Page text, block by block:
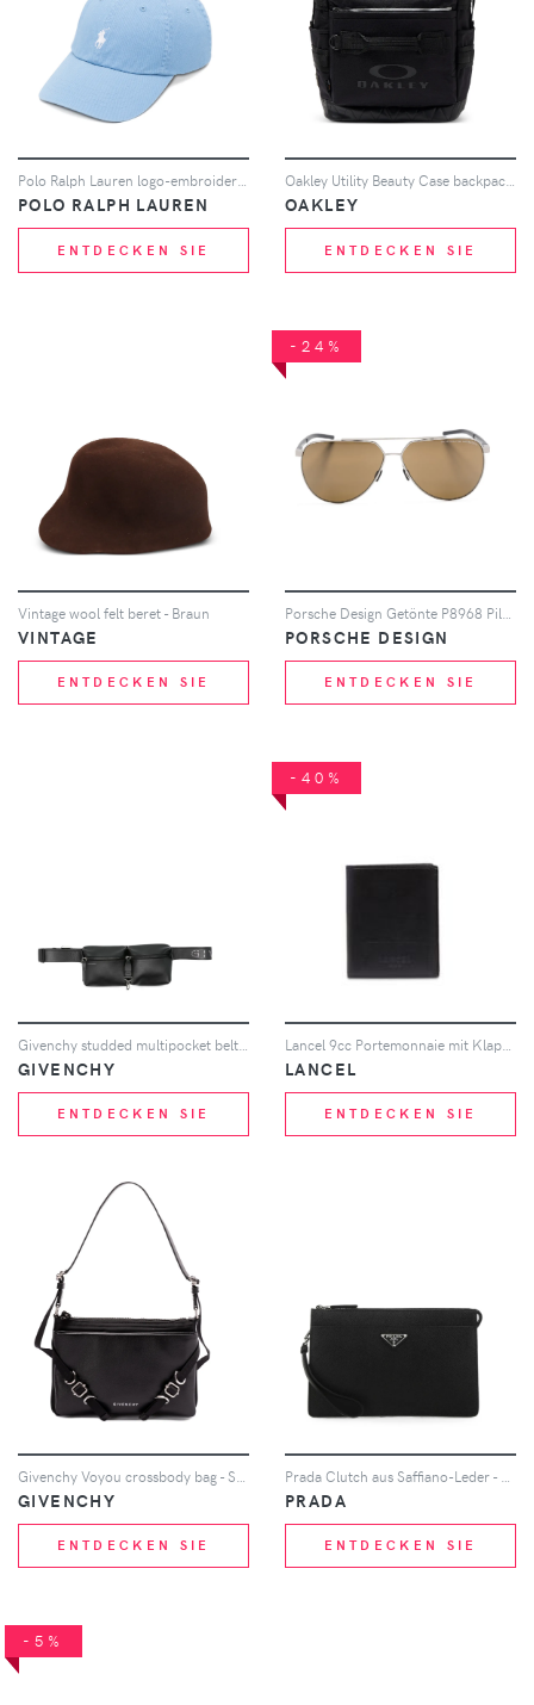
Polo Ralph Lauren logo-embroidered baseball cap - Blau
POLO RALPH LAUREN
ENTDECKEN SIE
Oakley Utility Beauty Case backpack - Schwarz
OAKLEY
ENTDECKEN SIE
Vintage wool felt beret - Braun
VINTAGE
ENTDECKEN SIE
-24%
PORSCHE DESIGN
ENTDECKEN SIE
GIVENCHY
ENTDECKEN SIE
-40%
LANCEL
ENTDECKEN SIE
GIVENCHY
ENTDECKEN SIE
PRADA
ENTDECKEN SIE
-5%